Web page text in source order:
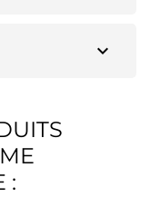
expand_more
: